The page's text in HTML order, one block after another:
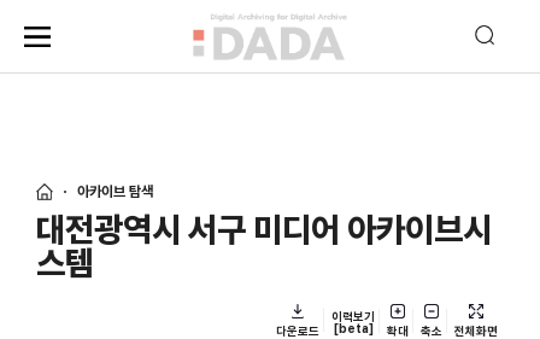
아카이브 탐색
대전광역시 서구 미디어 아카이브시
스템
다운로드
이력보기
[beta]
확대 축소 전체화면